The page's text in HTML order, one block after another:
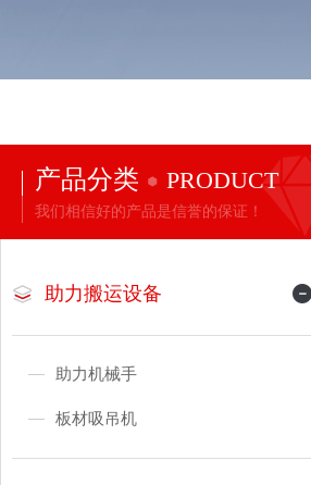
产品分类 PRODUCT
我们相信好的产品是信誉的保证！
助力搬运设备
助力机械手
板材吸吊机